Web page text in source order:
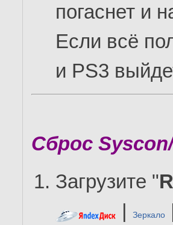
погаснет и
Если всё
и PS3
Сброс
Загрузите "
Зеркало